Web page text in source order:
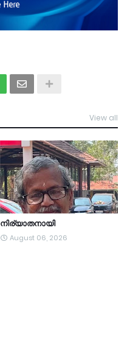
View all
നിര്യാതനായി
August 06, 2026